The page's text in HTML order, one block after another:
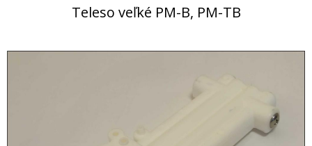
Teleso veľké PM-B, PM-TB